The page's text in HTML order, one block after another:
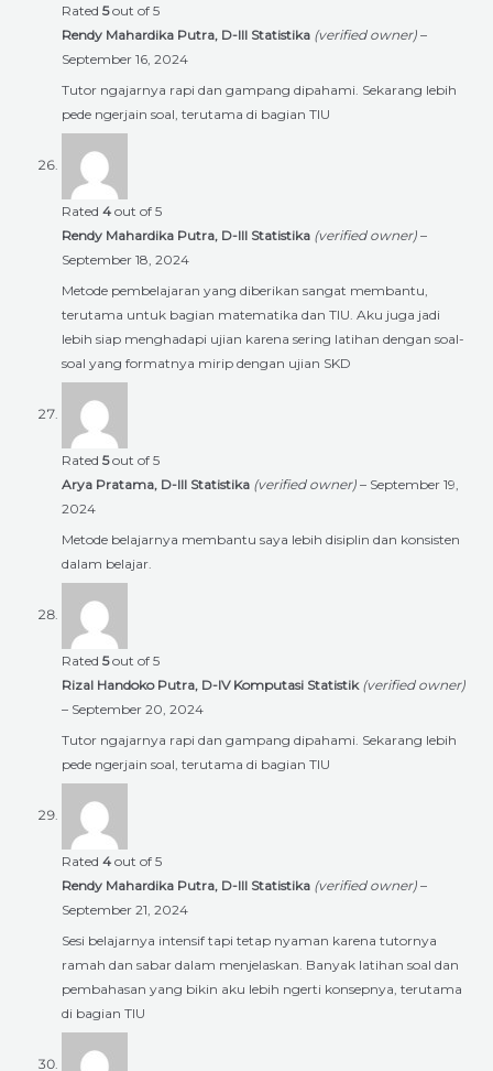
Rated 5out of 5
Rendy Mahardika Putra, D-III Statistika (verified owner) –
September 16, 2024
Tutor ngajarnya rapi dan gampang dipahami. Sekarang lebih
pede ngerjain soal, terutama di bagian TIU
Rated 4 out of 5
Rendy Mahardika Putra, D-III Statistika (verified owner) –
September 18, 2024
Metode pembelajaran yang diberikan sangat membantu,
terutama untuk bagian matematika dan TIU. Aku juga jadi
lebih siap menghadapi ujian karena sering latihan dengan soal-
soal yang formatnya mirip dengan ujian SKD
Rated 5out of 5
Arya Pratama, D-III Statistika (verified owner) – September 19,
2024
Metode belajarnya membantu saya lebih disiplin dan konsisten
dalam belajar.
Rated 5out of 5
Rizal Handoko Putra, D-IV Komputasi Statistik (verified owner)
– September 20, 2024
Tutor ngajarnya rapi dan gampang dipahami. Sekarang lebih
pede ngerjain soal, terutama di bagian TIU
Rated 4 out of 5
Rendy Mahardika Putra, D-III Statistika (verified owner) –
September 21, 2024
Sesi belajarnya intensif tapi tetap nyaman karena tutornya
ramah dan sabar dalam menjelaskan. Banyak latihan soal dan
pembahasan yang bikin aku lebih ngerti konsepnya, terutama
di bagian TIU